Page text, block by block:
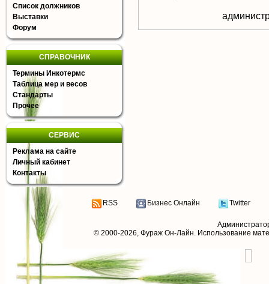
Список должников
Выставки
Форум
СПРАВОЧНИК
Термины Инкотермс
Таблица мер и весов
Стандарты
Прочее
СЕРВИС
Реклама на сайте
Личный кабинет
Контакты
RSS Бизнес Онлайн Twitter
© 2000-2026, Фураж Он-Лайн. Использование